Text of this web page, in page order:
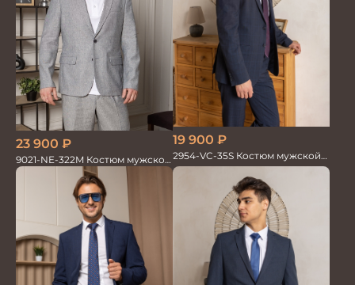
23 900 ₽
9021-NE-322M Костюм мужской
двойка хлопок, лен
19 900 ₽
2954-VC-35S Костюм мужской
двойка